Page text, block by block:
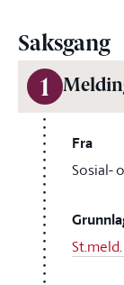
Saksgang
1
Fra
Sosial-